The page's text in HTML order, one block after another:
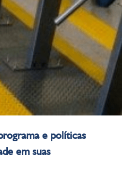
e políticas
em suas